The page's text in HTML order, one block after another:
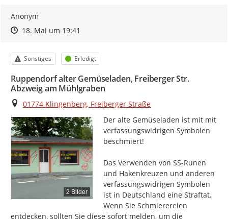
Anonym
Zeitpunkt des Erstellens
Zeitpunkt des Erstellens
18. Mai um 19:41
Kategorie
Sonstiges Status
Erledigt
Ruppendorf alter Gemüseladen, Freiberger Str.
Abzweig am Mühlgraben
Ort
01774 Klingenberg, Freiberger Straße
2 Bilder
Der alte Gemüseladen ist mit mit
verfassungswidrigen Symbolen
beschmiert!
Das Verwenden von SS-Runen
und Hakenkreuzen und anderen
verfassungswidrigen Symbolen
ist in Deutschland eine Straftat.
Wenn Sie Schmierereien
entdecken, sollten Sie diese sofort melden, um die